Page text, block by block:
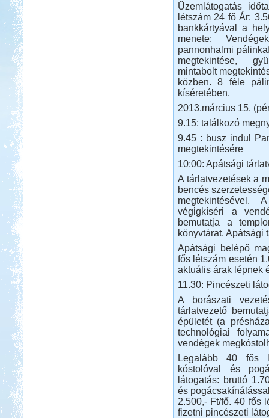
Üzemlátogatás
létszám 24 fő Ár:
bankkártyával a
menete:
pannonhalmi
megtekintése,
mintabolt
közben. 8 féle
kíséretében.
2013.március 15.
9.15: találkozó
9.45 : busz indul
megtekintésére
10:00: Apátsági
A tárlatvezetések a
bencés
megtekintésével.
végigkíséri a
bemutatja a
könyvtárat. Apátsági
Apátsági belépő
fős létszám esetén
aktuális árak lépnek
11.30: Pincészeti
A borászati
tárlatvezető
épületét (a
technológiai
vendégek
Legalább 40 fős
kóstolóval és
látogatás: bruttó
és
2.500,- Ft/fő. 40 fős
fizetni pincészeti